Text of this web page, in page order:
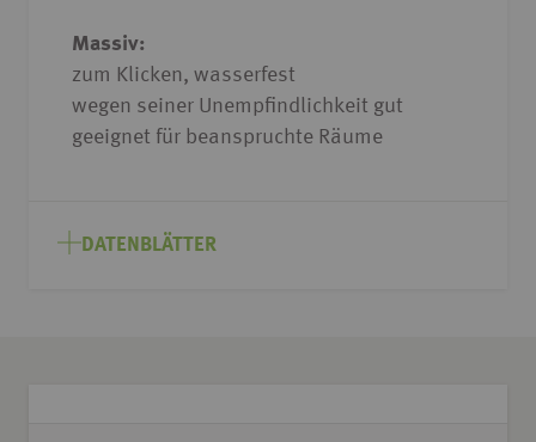
Massiv:
zum Klicken, wasserfest
wegen seiner Unempfindlichkeit gut
geeignet für beanspruchte Räume
DATENBLÄTTER